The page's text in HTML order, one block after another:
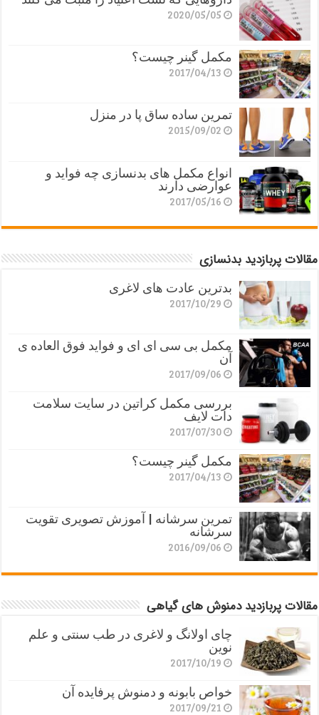
2020/05/05
مکمل گینر چیست؟
2017/04/13
تمرین ساده ساق پا در منزل
2015/09/02
انواع مکمل های بدنسازی چه فواید و
عوارضی دارند
2017/05/16
مقالات پربازدید بدنسازی
بدترین عادت های لاغری
2017/10/29
مکمل بی سی ای ای و فواید فوق العاده ی
آن
2017/09/06
بررسی مکمل کراتین در سایت سلامت
دات لایف
2017/07/30
مکمل گینر چیست؟
2017/04/13
تمرین سرشانه | آموزش تصویری تقویت
سرشانه
2016/09/06
مقالات پربازدید دمنوش های گیاهی
چای اولانگ و لاغری در طب سنتی و علم
نوین
2017/10/19
خواص بابونه و دمنوش پرفایده آن
2017/09/21